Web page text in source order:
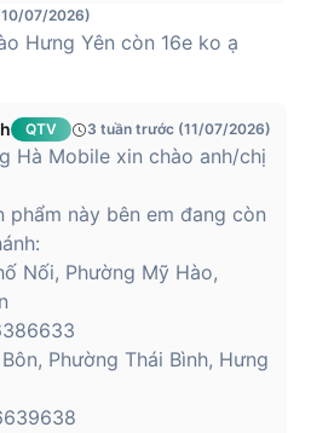
07/2026)
Hưng Yên còn 16e ko ạ
QTV 3 tuần trước (11/07/2026)
Hà Mobile xin chào anh/chị
phẩm này bên em đang còn
Nối, Phường Mỹ Hào,
Phường Thái Bình, Hưng